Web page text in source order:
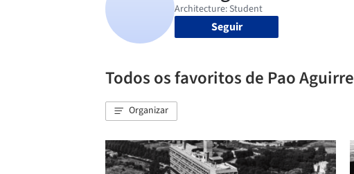
Seguir
Todos os favoritos de Pao Aguirre
Organizar